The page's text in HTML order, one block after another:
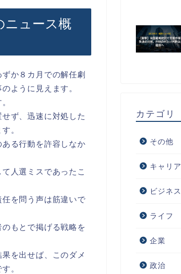
ニュース概
か８カ月での解任劇
ように見えます。
ず、迅速に対処した
。
る行動を許容しなか
人選ミスであったこ
を問う声は筋違いで
もとで掲げる戦略を
を出せば、このダメ
。
カテゴリ
その他
キャリア
ビジネス
ライフ
企業
政治